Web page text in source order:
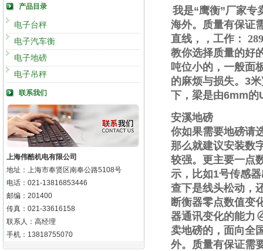
产品目录
电子台秤
电子汽车衡
电子地磅
电子吊秤
联系我们
上海伟酷机电有限公司
地址：上海市奉贤区南奉公路5108号
电话：021-13816853446
邮编：201400
传真：021-33616158
联系人：高经理
手机：13818755070
我是“鹰衡”厂家专
海外。质量有保证
直线 ， ，工作 ：
教你选择质量的好
吨位小的，一般面
的麻烦与损失。 3
下，梁是由6mm的
安溪地磅
你如果需要地磅请
那么就建议安装数
较强。更主要一点
示，比如1号传感
查下是线头松动，
断衡器零点数值变
器通讯变化的能力
卖地磅的，面向全
外。质量有保证需